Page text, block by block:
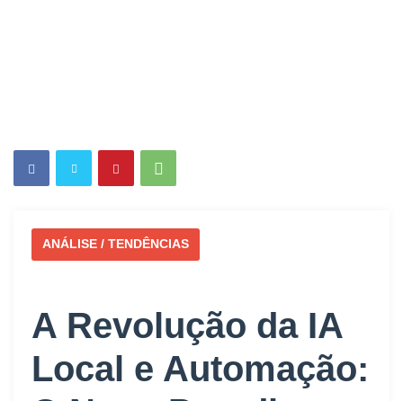
ANÁLISE / TENDÊNCIAS
A Revolução da IA
Local e Automação: